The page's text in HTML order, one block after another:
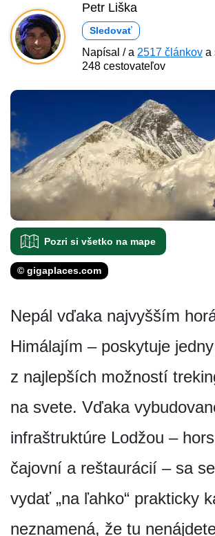
Petr Liška
Sledovať
Napísal / a 2517 článkov a
248 cestovateľov
Pozri si všetko na mape
© gigaplaces.com
Nepál vďaka najvyšším
Himálajím – poskytuje jedny
z najlepších možností
na svete. Vďaka
infraštruktúre Lodžou –
čajovní a reštaurácií – sa
vydať „na ľahko“ prakticky
neznamená, že tu